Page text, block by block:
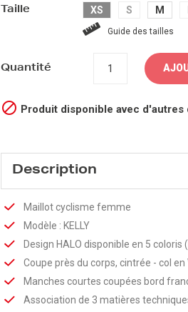
Taille XS S M
Guide des tailles
Quantité
 Produit disponible avec d'autres
Description
Maillot cyclisme femme
Modèle : KELLY
Design HALO disponible en 5
Coupe près du corps, cintrée - col en
Manches courtes coupées bord
Association de 3 matières